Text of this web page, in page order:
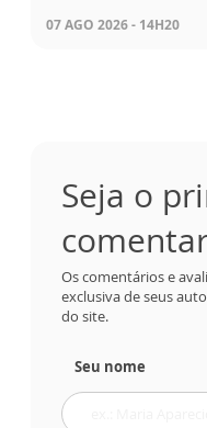
07 AGO 2026 - 14H20
Seja o
Os comentários e
exclusiva de seus
do site.
Seu nome